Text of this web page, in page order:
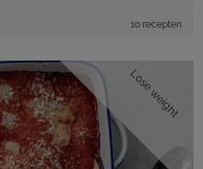
10 recepten
Lose weight